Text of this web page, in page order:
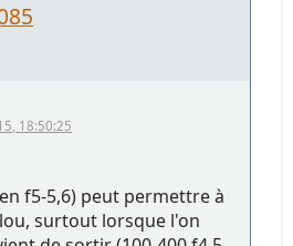
18:50:25
f5-5,6) peut permettre à
surtout lorsque l'on